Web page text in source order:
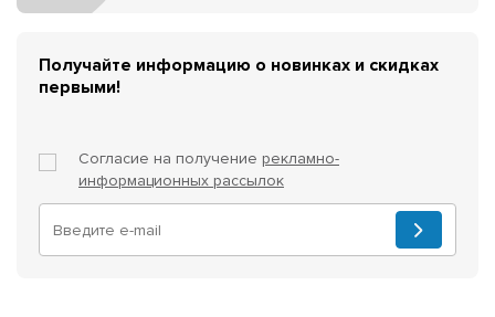
Получайте информацию о новинках и скидках
первыми!
Согласие на получение рекламно-
информационных рассылок